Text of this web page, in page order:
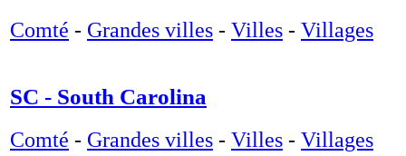
Comté - Grandes villes - Villes - Villages
SC - South Carolina
Comté - Grandes villes - Villes - Villages